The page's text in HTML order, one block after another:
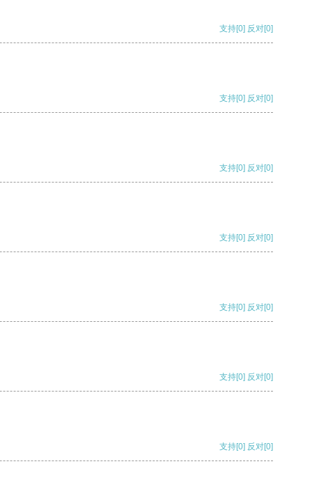
支持[0] 反对[0]
支持[0] 反对[0]
支持[0] 反对[0]
支持[0] 反对[0]
支持[0] 反对[0]
支持[0] 反对[0]
支持[0] 反对[0]